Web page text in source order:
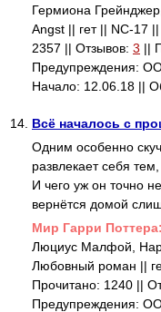
Гермиона
Angst || гет || NC-17
2357 || Отзывов: 3 ||
Предупреждения:
Начало: 12.06.18 ||
14. Всё началось с
Одним особенно
развлекает себя
И чего уж он точно
вернётся домой
Mир Гарри Поттера:
Люциус Малфой,
Любовный роман ||
Прочитано: 1240 ||
Предупреждения: